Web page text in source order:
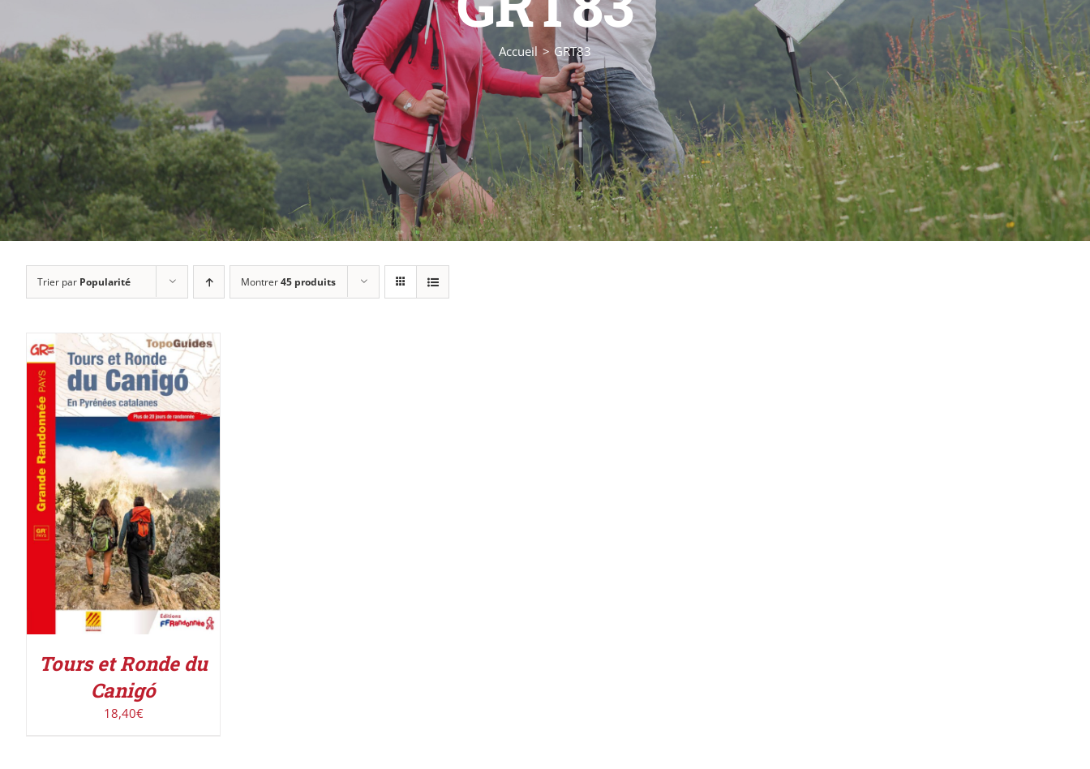
Accueil GRT83
Trier par Popularité Montrer45 produits
AJOUTER AU PANIER
DÉTAILS
Tours et Ronde du
Canigó
18,40€